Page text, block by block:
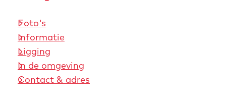
Foto's
Informatie
Ligging
In de omgeving
Contact & adres